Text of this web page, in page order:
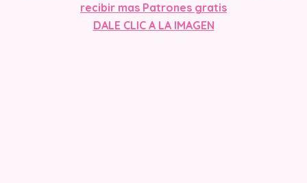
recibir mas Patrones gratis
DALE CLIC A LA IMAGEN